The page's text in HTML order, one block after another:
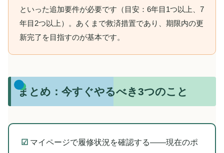
といった追加要件が必要です（目安：6年目1つ以上、7
年目2つ以上）。あくまで救済措置であり、期限内の更
新完了を目指すのが基本です。
まとめ：今すぐやるべき3つのこと
☑ マイページで履修状況を確認する――現在のポ